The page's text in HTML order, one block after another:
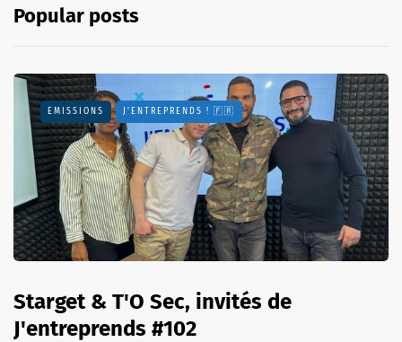
Popular posts
EMISSIONS J'ENTREPRENDS ! 🇫🇷
Starget & T'O Sec, invités de
J'entreprends #102